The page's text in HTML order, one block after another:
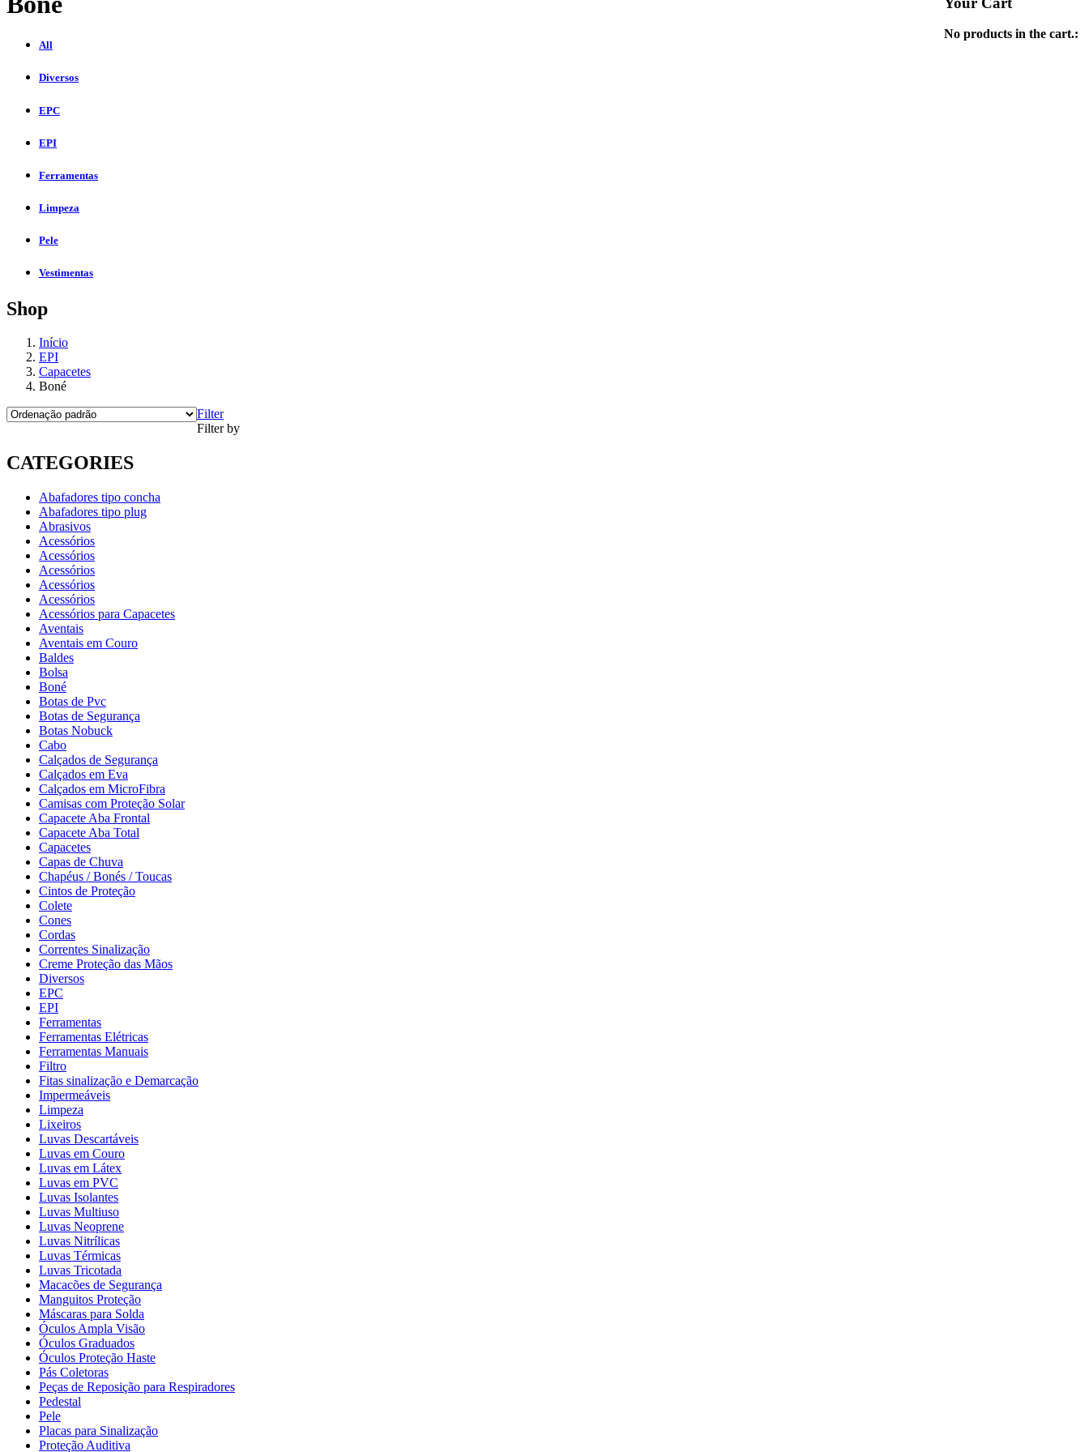
No products in the cart.:
All
Diversos
EPC
EPI
Ferramentas
Limpeza
Pele
Vestimentas
Shop
Início
EPI
Capacetes
Boné
Filter
Filter by
CATEGORIES
Abafadores tipo concha
Abafadores tipo plug
Abrasivos
Acessórios
Acessórios
Acessórios
Acessórios
Acessórios
Acessórios para Capacetes
Aventais
Aventais em Couro
Baldes
Bolsa
Boné
Botas de Pvc
Botas de Segurança
Botas Nobuck
Cabo
Calçados de Segurança
Calçados em Eva
Calçados em MicroFibra
Camisas com Proteção Solar
Capacete Aba Frontal
Capacete Aba Total
Capacetes
Capas de Chuva
Chapéus / Bonés / Toucas
Cintos de Proteção
Colete
Cones
Cordas
Correntes Sinalização
Creme Proteção das Mãos
Diversos
EPC
EPI
Ferramentas
Ferramentas Elétricas
Ferramentas Manuais
Filtro
Fitas sinalização e Demarcação
Impermeáveis
Limpeza
Lixeiros
Luvas Descartáveis
Luvas em Couro
Luvas em Látex
Luvas em PVC
Luvas Isolantes
Luvas Multiuso
Luvas Neoprene
Luvas Nitrílicas
Luvas Térmicas
Luvas Tricotada
Macacões de Segurança
Manguitos Proteção
Máscaras para Solda
Óculos Ampla Visão
Óculos Graduados
Óculos Proteção Haste
Pás Coletoras
Peças de Reposição para Respiradores
Pedestal
Pele
Placas para Sinalização
Proteção Auditiva